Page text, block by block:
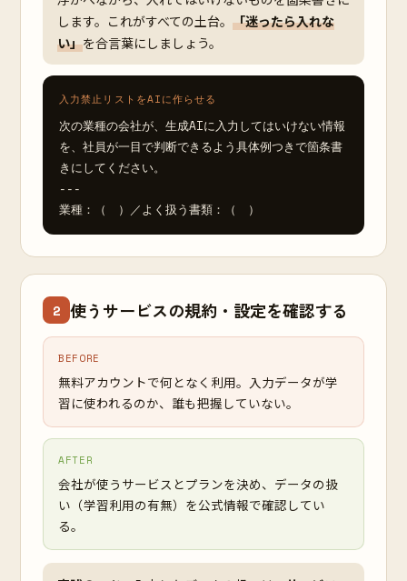
します。これがすべての土台。 「迷ったら入れな
い」を合言葉にしましょう。
入力禁止リストをAIに作らせる
次の業種の会社が、生成AIに入力してはいけない情報
を、社員が一目で判断できるよう具体例つきで箇条書
きにしてください。
---
業種：（　）／よく扱う書類：（　）
2 使うサービスの規約・設定を確認する
BEFORE
無料アカウントで何となく利用。入力データが学
習に使われるのか、誰も把握していない。
AFTER
会社が使うサービスとプランを決め、データの扱
い（学習利用の有無）を公式情報で確認してい
る。